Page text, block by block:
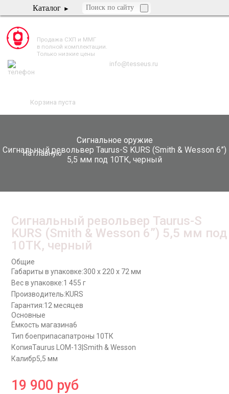
Каталог
Продажа СХП и ММГ
в полной комплектации.
Только низкие цены
info@tesseus.ru
Корзина пуста
Сигнальное оружие
Сигнальный револьвер Taurus-S KURS (Smith & Wesson 6”)
5,5 мм под 10ТК, черный
На главную
Сигнальный револьвер Taurus-S
KURS (Smith & Wesson 6”) 5,5 мм под
10ТК, черный
Общие
Габариты в упаковке:300 x 220 x 72 мм
Вес в упаковке:1 455 г
Производитель:KURS
Гарантия:12 месяцев
Основные
Ёмкость магазина6
Тип боеприпасапатроны 10ТК
КопияTaurus LOM-13|Smith & Wesson
Калибр5,5 мм
19 900 руб